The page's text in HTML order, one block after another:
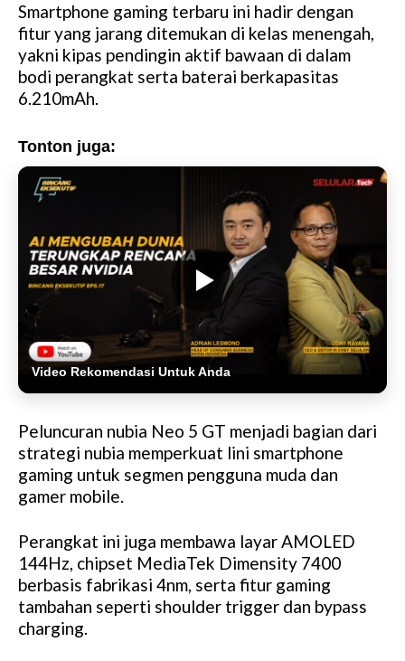
Smartphone gaming terbaru ini hadir dengan
fitur yang jarang ditemukan di kelas menengah,
yakni kipas pendingin aktif bawaan di dalam
bodi perangkat serta baterai berkapasitas
6.210mAh.
Tonton juga:
Video Rekomendasi Untuk Anda
Peluncuran nubia Neo 5 GT menjadi bagian dari
strategi nubia memperkuat lini smartphone
gaming untuk segmen pengguna muda dan
gamer mobile.
Perangkat ini juga membawa layar AMOLED
144Hz, chipset MediaTek Dimensity 7400
berbasis fabrikasi 4nm, serta fitur gaming
tambahan seperti shoulder trigger dan bypass
charging.